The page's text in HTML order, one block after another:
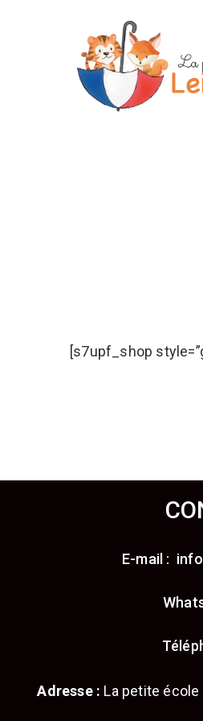
[s7upf_shop
E-mail :
Adresse : La petite école